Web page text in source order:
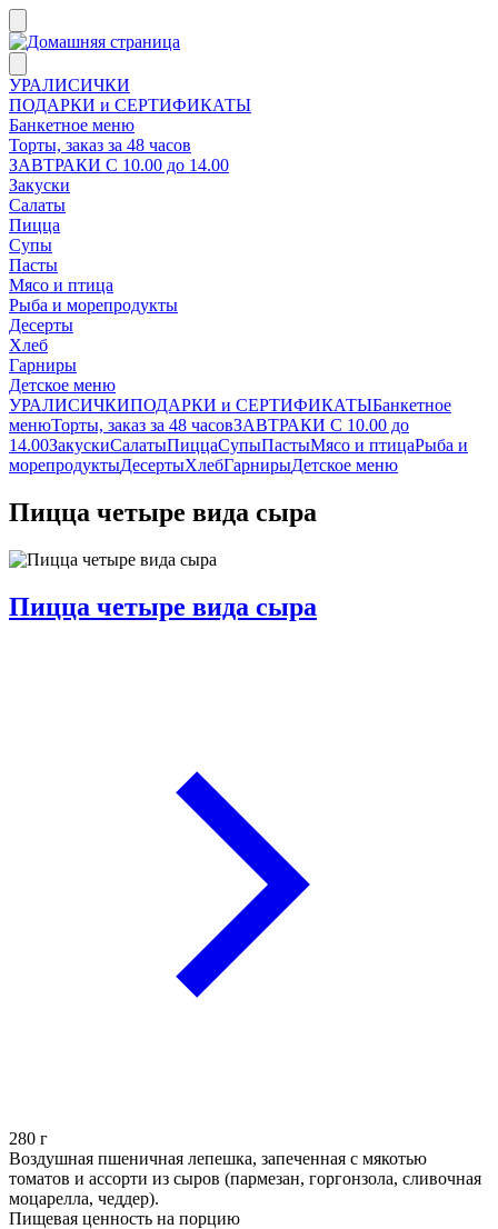
УРАЛИСИЧКИ
ПОДАРКИ и СЕРТИФИКАТЫ
Банкетное меню
Торты, заказ за 48 часов
ЗАВТРАКИ С 10.00 до 14.00
Закуски
Салаты
Пицца
Супы
Пасты
Мясо и птица
Рыба и морепродукты
Десерты
Хлеб
Гарниры
Детское меню
УРАЛИСИЧКИПОДАРКИ и СЕРТИФИКАТЫБанкетное
менюТорты, заказ за 48 часовЗАВТРАКИ С 10.00 до
14.00ЗакускиСалатыПиццаСупыПастыМясо и птицаРыба и
морепродуктыДесертыХлебГарнирыДетское меню
Пицца четыре вида сыра
Пицца четыре вида сыра
280 г
Воздушная пшеничная лепешка, запеченная с мякотью
томатов и ассорти из сыров (пармезан, горгонзола, сливочная
моцарелла, чеддер).
Пищевая ценность на порцию